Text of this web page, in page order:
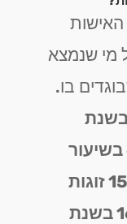
מי שנמצא
בו.
בשנת
2023 נרשמה ירידה של 6% בשיעור
הגירושים בעיר כפר סבא. 152 זוגות
התגרשו ב-2023 לעומת 161 בשנת